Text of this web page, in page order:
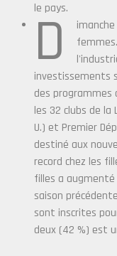
le pays.
D
investissements
des programmes
les 32 clubs de la
U.) et Premier
destiné aux
record chez les
filles a
saison
sont inscrites
deux (42 %) est